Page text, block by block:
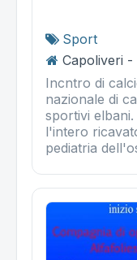
Sport
Capoliveri
Incntro di
nazionale di
sportivi elbani.
l'intero
pediatria